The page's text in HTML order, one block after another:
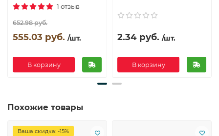
1 отзыв
652.98 руб.
555.03 руб. /шт.
В корзину
2.34 руб. /шт.
В корзину
Похожие товары
Ваша скидка: -15%